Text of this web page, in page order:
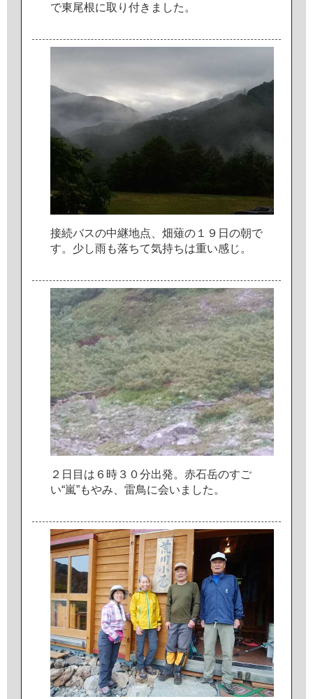
で東尾根に取 り 付き ま した 。
接続バスの中継地点 畑薙の １ ９ 日 の朝で
す。 少し雨も落ちて気持ちは重い感じ 。
２ 日 目 は ６ 時 ３ ０分出発。 赤石岳のすご
い“嵐”もやみ 雷鳥に会い ま した 。